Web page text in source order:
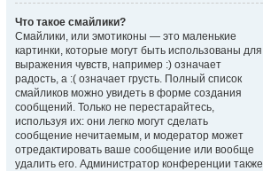
Что такое смайлики?
Смайлики, или эмотиконы — это маленькие
картинки, которые могут быть использованы для
выражения чувств, например :) означает
радость, а :( означает грусть. Полный список
смайликов можно увидеть в форме создания
сообщений. Только не перестарайтесь,
используя их: они легко могут сделать
сообщение нечитаемым, и модератор может
отредактировать ваше сообщение или вообще
удалить его. Администратор конференции также